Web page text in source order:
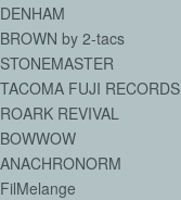
DENHAM
BROWN by 2-tacs
STONEMASTER
TACOMA FUJI RECORDS
ROARK REVIVAL
BOWWOW
ANACHRONORM
FilMelange